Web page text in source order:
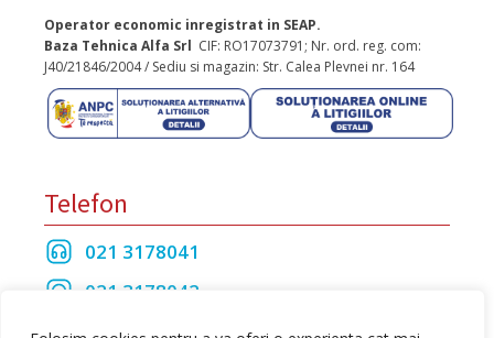
Operator economic inregistrat in SEAP.
Baza Tehnica Alfa Srl CIF: RO17073791; Nr. ord. reg. com:
J40/21846/2004 / Sediu si magazin: Str. Calea Plevnei nr. 164
Telefon
021 3178041
021 3178042
021 3175208